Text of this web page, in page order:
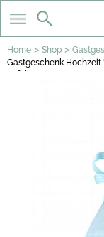
Home > Shop >
Gastgeschenk Hochzeit